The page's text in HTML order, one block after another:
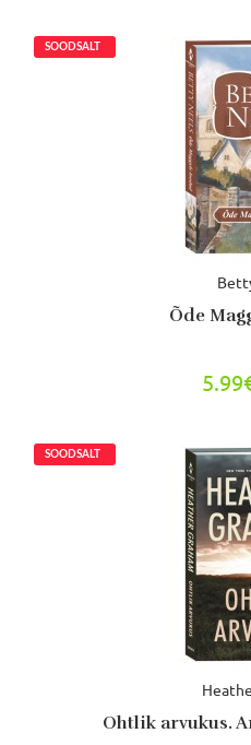
Õde
Ohtlik arvukus.